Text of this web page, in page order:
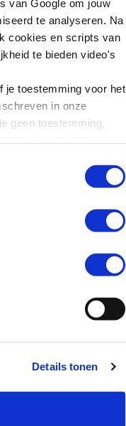
van Google om jouw
te analyseren. Na
cookies en scripts van
te bieden video's
je toestemming voor het
in onze
geen toestemming,
Details tonen